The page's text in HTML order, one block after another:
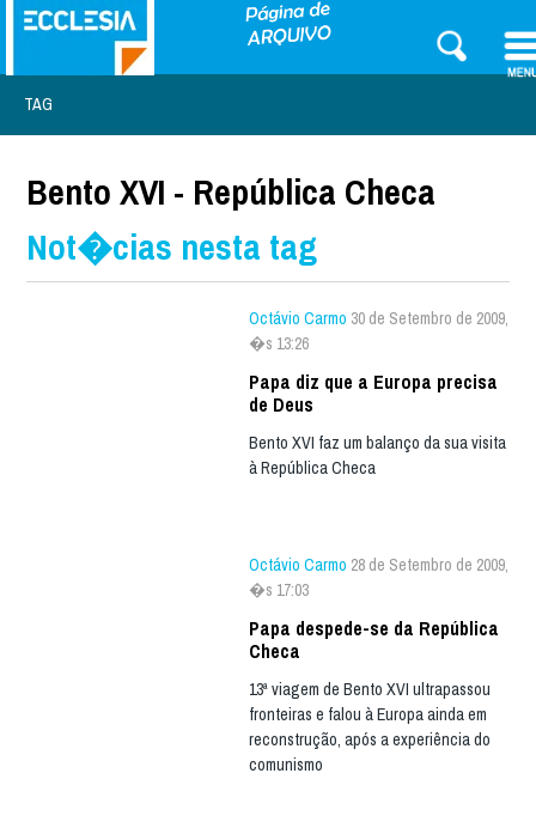
TAG
Bento XVI - República Checa
Not�cias nesta tag
Octávio Carmo 30 de Setembro de 2009,
�s 13:26
Papa diz que a Europa precisa
de Deus
Bento XVI faz um balanço da sua visita
à República Checa
Octávio Carmo 28 de Setembro de 2009,
�s 17:03
Papa despede-se da República
Checa
13ª viagem de Bento XVI ultrapassou
fronteiras e falou à Europa ainda em
reconstrução, após a experiência do
comunismo